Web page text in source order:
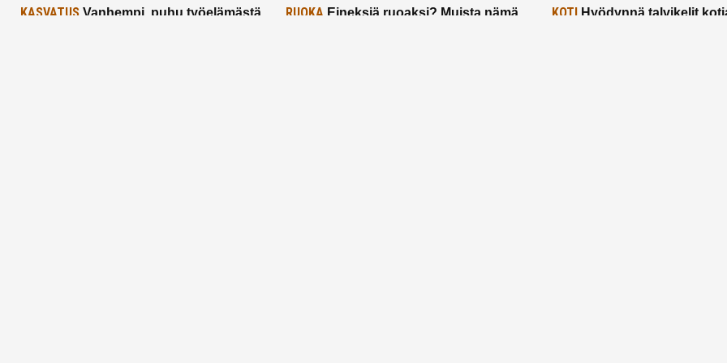
KASVATUS Vanhempi, puhu työelämästä
RUOKA Eineksiä ruoaksi? Muista nämä
KOTIHyödynnä talvikelit